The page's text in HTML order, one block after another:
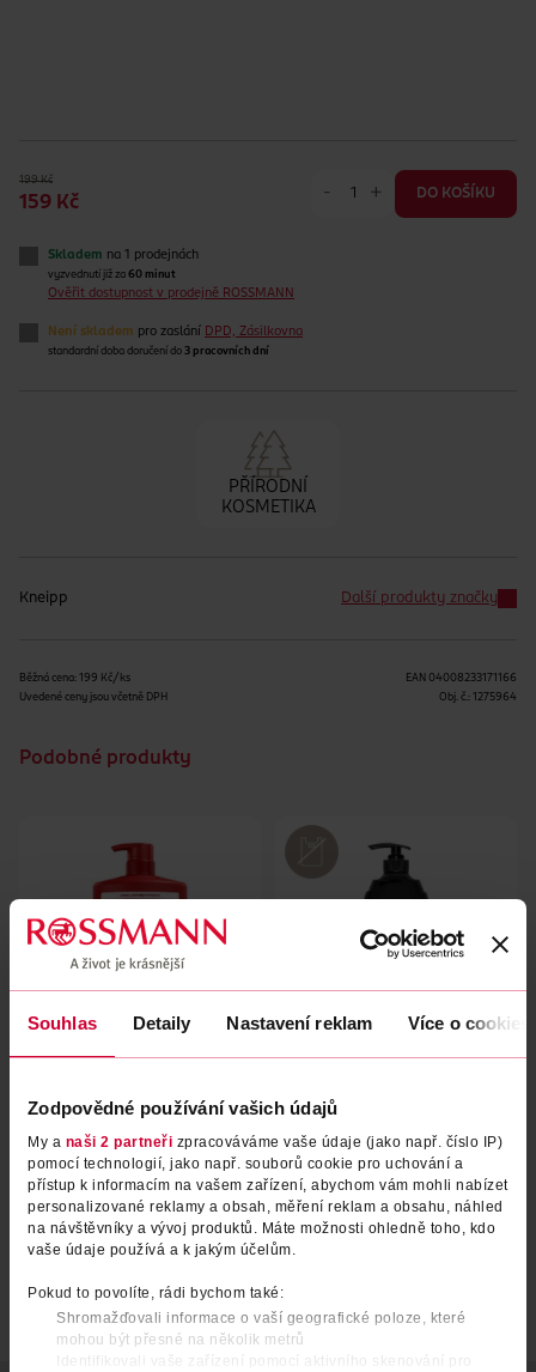
Souhlas Detaily Nastavení reklam Více o cookies
Zodpovědné používání vašich údajů
My a naši 2 partneři zpracováváme vaše údaje (jako např. číslo IP)
pomocí technologií, jako např. souborů cookie pro uchování a
přístup k informacím na vašem zařízení, abychom vám mohli nabízet
personalizované reklamy a obsah, měření reklam a obsahu, náhled
na návštěvníky a vývoj produktů. Máte možnosti ohledně toho, kdo
vaše údaje používá a k jakým účelům.
Pokud to povolíte, rádi bychom také:
Shromažďovali informace o vaší geografické poloze, které
mohou být přesné na několik metrů
Identifikovali vaše zařízení pomocí aktivního skenování pro
199 Kč
159 Kč
- + DO KOŠÍKU
Skladem na 1 prodejnách
vyzvednutí již za 60 minut
Ověřit dostupnost v prodejně ROSSMANN
Není skladem pro zaslání DPD, Zásilkovna
standardní doba doručení do 3 pracovních dní
PŘÍRODNÍ
KOSMETIKA
Kneipp Další produkty značky
Běžná cena: 199 Kč/ks
Uvedené ceny jsou včetně DPH
EAN 04008233171166
Obj. č.: 1275964
Podobné produkty
Whitewater
Old Spice 1 l
279 Kč
DO KOŠÍKU
Obj. č.: 1168211
Refreshing
Palmolive 750 ml
159 Kč
DO KOŠÍKU